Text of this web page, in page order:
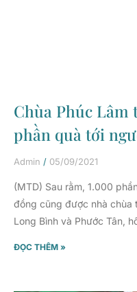
Chùa Phúc Lâm
phần quà tới
Admin 05/09/2021
(MTD) Sau rằm, 1.000
đồng cũng được nhà chùa
Long Bình và Phước Tân,
ĐỌC THÊM »